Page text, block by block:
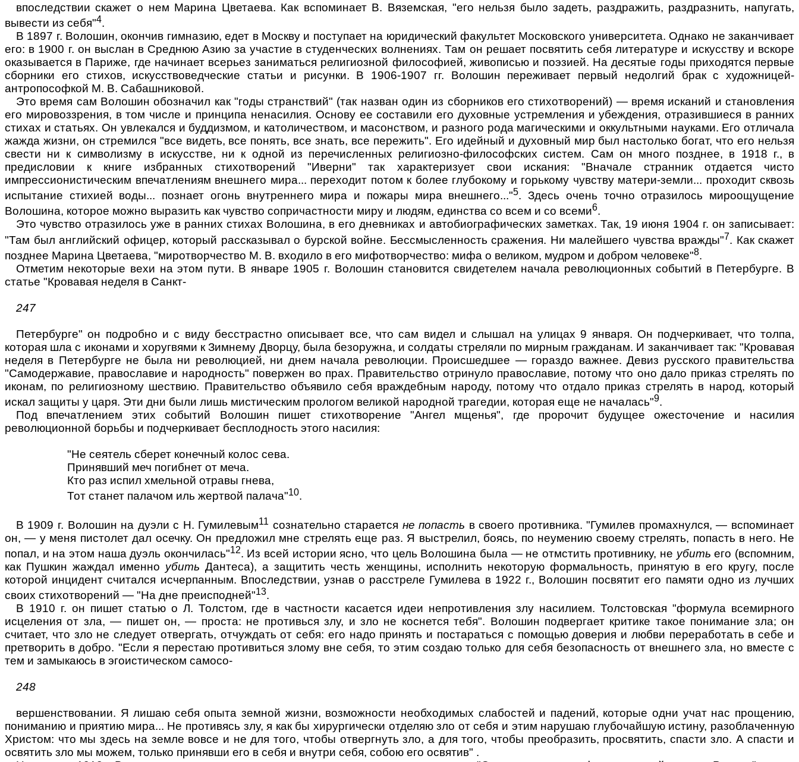
впоследствии скажет о нем Марина Цветаева. Как вспоминает В. Вяземская, "его нельзя было задеть, раздражить, раздразнить, напугать,
вывести из себя"4.
В 1897 г. Волошин, окончив гимназию, едет в Москву и поступает на юридический факультет Московского университета. Однако не заканчивает
его: в 1900 г. он выслан в Среднюю Азию за участие в студенческих волнениях. Там он решает посвятить себя литературе и искусству и вскоре
оказывается в Париже, где начинает всерьез заниматься религиозной философией, живописью и поэзией. На десятые годы приходятся первые
сборники его стихов, искусствоведческие статьи и рисунки. В 1906-1907 гг. Волошин переживает первый недолгий брак с художницей-
антропософкой М. В. Сабашниковой.
Это время сам Волошин обозначил как "годы странствий" (так назван один из сборников его стихотворений) — время исканий и становления
его мировоззрения, в том числе и принципа ненасилия. Основу ее составили его духовные устремления и убеждения, отразившиеся в ранних
стихах и статьях. Он увлекался и буддизмом, и католичеством, и масонством, и разного рода магическими и оккультными науками. Его отличала
жажда жизни, он стремился "все видеть, все понять, все знать, все пережить". Его идейный и духовный мир был настолько богат, что его нельзя
свести ни к символизму в искусстве, ни к одной из перечисленных религиозно-философских систем. Сам он много позднее, в 1918 г., в
предисловии к книге избранных стихотворений "Иверни" так характеризует свои искания: "Вначале странник отдается чисто
импрессионистическим впечатлениям внешнего мира... переходит потом к более глубокому и горькому чувству матери-земли... проходит сквозь
испытание стихией воды... познает огонь внутреннего мира и пожары мира внешнего..."5. Здесь очень точно отразилось мироощущение
Волошина, которое можно выразить как чувство сопричастности миру и людям, единства со всем и со всеми6.
Это чувство отразилось уже в ранних стихах Волошина, в его дневниках и автобиографических заметках. Так, 19 июня 1904 г. он записывает:
"Там был английский офицер, который рассказывал о бурской войне. Бессмысленность сражения. Ни малейшего чувства вражды"7. Как скажет
позднее Марина Цветаева, "миротворчество М. В. входило в его мифотворчество: мифа о великом, мудром и добром человеке"8.
Отметим некоторые вехи на этом пути. В январе 1905 г. Волошин становится свидетелем начала революционных событий в Петербурге. В
статье "Кровавая неделя в Санкт-
247
Петербурге" он подробно и с виду бесстрастно описывает все, что сам видел и слышал на улицах 9 января. Он подчеркивает, что толпа,
которая шла с иконами и хоругвями к Зимнему Дворцу, была безоружна, и солдаты стреляли по мирным гражданам. И заканчивает так: "Кровавая
неделя в Петербурге не была ни революцией, ни днем начала революции. Происшедшее — гораздо важнее. Девиз русского правительства
"Самодержавие, православие и народность" повержен во прах. Правительство отринуло православие, потому что оно дало приказ стрелять по
иконам, по религиозному шествию. Правительство объявило себя враждебным народу, потому что отдало приказ стрелять в народ, который
искал защиты у царя. Эти дни были лишь мистическим прологом великой народной трагедии, которая еще не началась"9.
Под впечатлением этих событий Волошин пишет стихотворение "Ангел мщенья", где пророчит будущее ожесточение и насилия
революционной борьбы и подчеркивает бесплодность этого насилия:
"Не сеятель сберет конечный колос сева.
Принявший меч погибнет от меча.
Кто раз испил хмельной отравы гнева,
Тот станет палачом иль жертвой палача"10.
В 1909 г. Волошин на дуэли с Н. Гумилевым11 сознательно старается не попасть в своего противника. "Гумилев промахнулся, — вспоминает
он, — у меня пистолет дал осечку. Он предложил мне стрелять еще раз. Я выстрелил, боясь, по неумению своему стрелять, попасть в него. Не
попал, и на этом наша дуэль окончилась"12. Из всей истории ясно, что цель Волошина была — не отмстить противнику, не убитьего (вспомним,
как Пушкин жаждал именно убитьДантеса), а защитить честь женщины, исполнить некоторую формальность, принятую в его кругу, после
которой инцидент считался исчерпанным. Впоследствии, узнав о расстреле Гумилева в 1922 г., Волошин посвятит его памяти одно из лучших
своих стихотворений — "На дне преисподней"13.
В 1910 г. он пишет статью о Л. Толстом, где в частности касается идеи непротивления злу насилием. Толстовская "формула всемирного
исцеления от зла, — пишет он, — проста: не противься злу, и зло не коснется тебя". Волошин подвергает критике такое понимание зла; он
считает, что зло не следует отвергать, отчуждать от себя: его надо принять и постараться с помощью доверия и любви переработать в себе и
претворить в добро. "Если я перестаю противиться злому вне себя, то этим создаю только для себя безопасность от внешнего зла, но вместе с
тем и замыкаюсь в эгоистическом самосо-
248
вершенствовании. Я лишаю себя опыта земной жизни, возможности необходимых слабостей и падений, которые одни учат нас прощению,
пониманию и приятию мира... Не противясь злу, я как бы хирургически отделяю зло от себя и этим нарушаю глубочайшую истину, разоблаченную
Христом: что мы здесь на земле вовсе и не для того, чтобы отвергнуть зло, а для того, чтобы преобразить, просвятить, спасти зло. А спасти и
освятить зло мы можем, только принявши его в себя и внутри себя, собою его освятив" .